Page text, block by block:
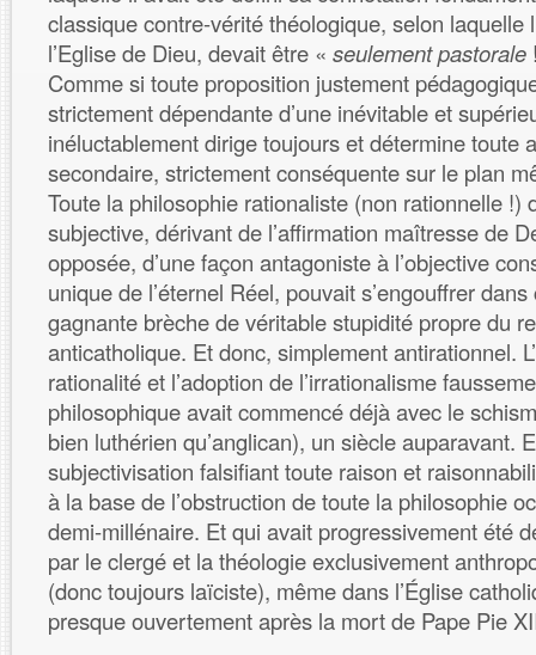
classique contre-vérité théologique, selon laquelle
l’Eglise de Dieu, devait être « seulement pastorale
Comme si toute proposition justement
strictement dépendante d’une inévitable et
inéluctablement dirige toujours et détermine toute
secondaire, strictement conséquente sur le plan
Toute la philosophie rationaliste (non rationnelle !)
subjective, dérivant de l’affirmation maîtresse de
opposée, d’une façon antagoniste à l’objective
unique de l’éternel Réel, pouvait s’engouffrer
gagnante brèche de véritable stupidité propre du
anticatholique. Et donc, simplement antirationnel.
rationalité et l’adoption de l’irrationalisme
philosophique avait commencé déjà avec le
bien luthérien qu’anglican), un siècle auparavant.
subjectivisation falsifiant toute raison et
à la base de l’obstruction de toute la philosophie
demi-millénaire. Et qui avait progressivement été
par le clergé et la théologie exclusivement
(donc toujours laïciste), même dans l’Église
presque ouvertement après la mort de Pape Pie